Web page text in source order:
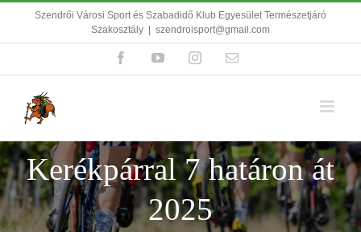
KihagyásSzendrői Városi Sport és Szabadidő Klub Egyesület Természetjáró
Szakosztály
szendroisport@gmail.com
FacebookYouTubeInstagramEmail:
Kerékpárral 7 határon át
2025